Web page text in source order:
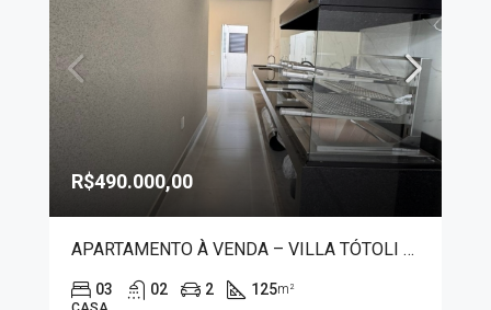
R$490.000,00
APARTAMENTO À VENDA – VILLA TÓTOLI 50025
03 02 2 125m²